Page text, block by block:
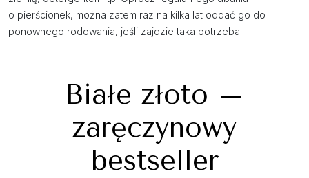
o pierścionek, można zatem raz na kilka lat oddać go do
ponownego rodowania, jeśli zajdzie taka potrzeba.
Białe złoto –
zaręczynowy
bestseller